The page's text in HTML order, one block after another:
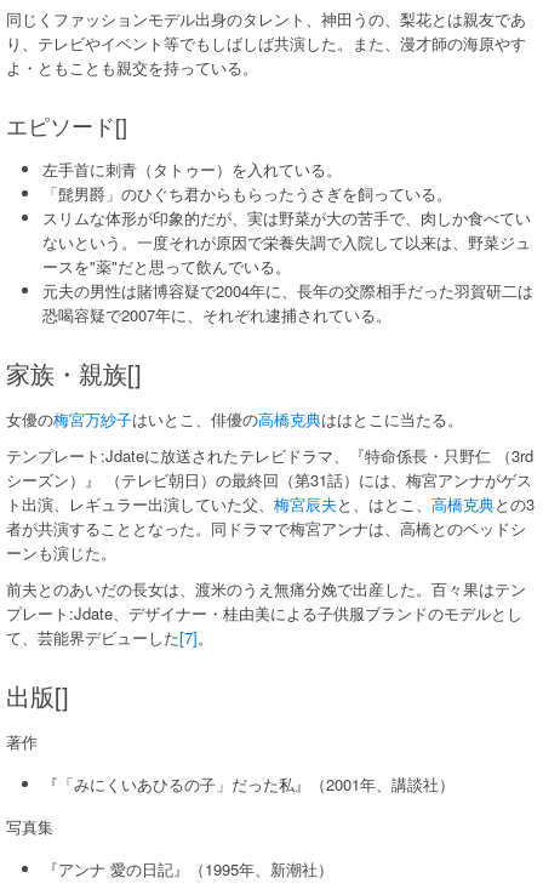
同じくファッションモデル出身のタレント、神田うの、梨花とは親友であ
り、テレビやイベント等でもしばしば共演した。また、漫才師の海原やす
よ・ともことも親交を持っている。
エピソード[]
左手首に刺青（タトゥー）を入れている。
「髭男爵」のひぐち君からもらったうさぎを飼っている。
スリムな体形が印象的だが、実は野菜が大の苦手で、肉しか食べてい
ないという。一度それが原因で栄養失調で入院して以来は、野菜ジュ
ースを"薬"だと思って飲んでいる。
元夫の男性は賭博容疑で2004年に、長年の交際相手だった羽賀研二は
恐喝容疑で2007年に、それぞれ逮捕されている。
家族・親族[]
女優の梅宮万紗子はいとこ、俳優の高橋克典ははとこに当たる。
テンプレート:Jdateに放送されたテレビドラマ、『特命係長・只野仁 （3rd
シーズン）』 （テレビ朝日）の最終回（第31話）には、梅宮アンナがゲス
ト出演、レギュラー出演していた父、 梅宮辰夫と、はとこ、 高橋克典との3
者が共演することとなった。同ドラマで梅宮アンナは、高橋とのベッドシ
ーンも演じた。
前夫とのあいだの長女は、渡米のうえ無痛分娩で出産した。百々果はテン
プレート:Jdate、デザイナー・桂由美による子供服ブランドのモデルとし
て、芸能界デビューした[7]。
出版[]
著作
『「みにくいあひるの子」だった私』（2001年、講談社）
写真集
『アンナ 愛の日記』（1995年、新潮社）